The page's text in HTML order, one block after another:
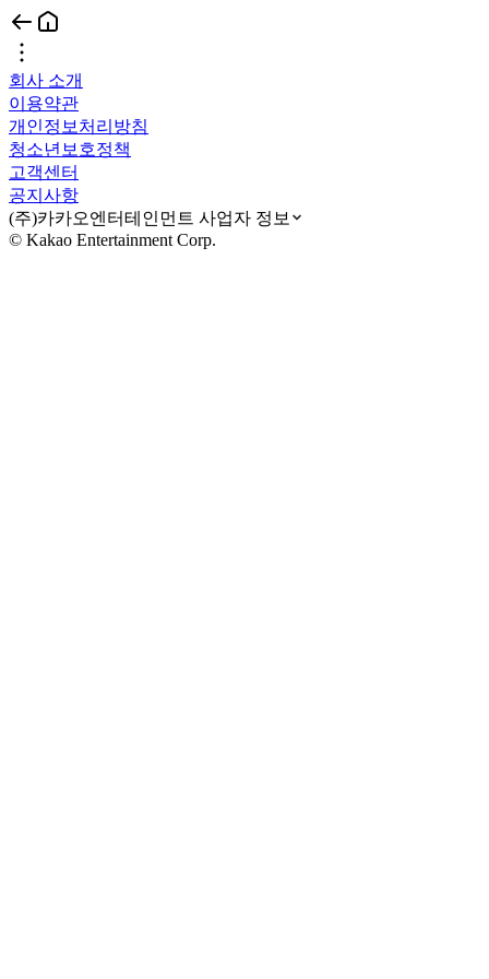
회사 소개
이용약관
개인정보처리방침
청소년보호정책
고객센터
공지사항
(주)카카오엔터테인먼트 사업자 정보
© Kakao Entertainment Corp.